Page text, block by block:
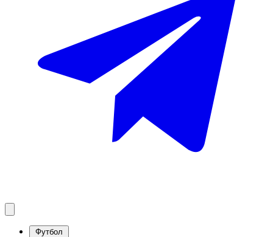
Футбол